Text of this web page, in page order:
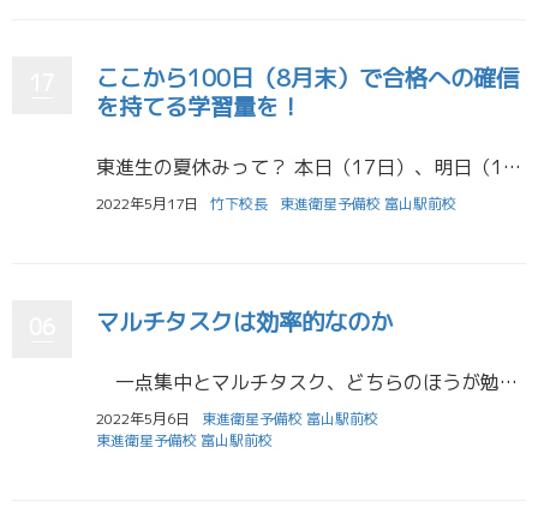
ここから100日（8月末）で合格への確信
を持てる学習量を！
東進生の夏休みって？ 本日（17日）、明日（18日）で、中間試験期間が終了する高校がほとんどですね。 本日終了の皆さんは、本当にお疲れ様でした。 明日までの皆さんは、あと1日頑張りましょう！ 本日は、受験生の夏休みについ […]
2022年5月17日 竹下校長 東進衛星予備校 富山駅前校
マルチタスクは効率的なのか
一点集中とマルチタスク、どちらのほうが勉強の効率は上がるのか。脳神経科学者のほとんどはわず「一点集中」と答えます。なぜなら、 脳はそもそもマルチタスクが苦手で、「人間は本質的にマルチタスクはできない」といったほうがいい […]
2022年5月6日
東進衛星予備校 富山駅前校
東進衛星予備校 富山駅前校